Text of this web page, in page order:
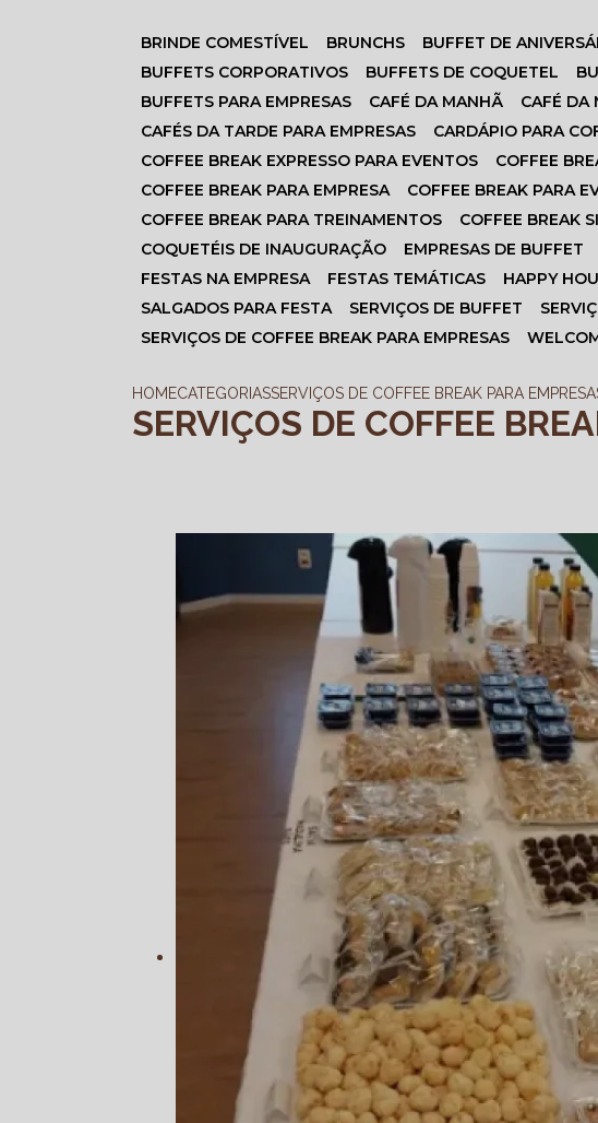
BRINDE COMESTÍVEL BRUNCHS BUFFET DE
BUFFETS CORPORATIVOS
BUFFETS DE COQUETEL
BUFFETS PARA EMPRESAS
CAFÉ DA MANHÃ CAFÉ
CAFÉS DA TARDE PARA EMPRESAS
CARDÁPIO PARA
COFFEE BREAK EXPRESSO PARA EVENTOS
COFFEE
COFFEE BREAK PARA EMPRESA
COFFEE BREAK PARA
COFFEE BREAK PARA TREINAMENTOS
COFFEE BREAK
COQUETÉIS DE INAUGURAÇÃO
EMPRESAS DE BUFFET
FESTAS NA EMPRESA
FESTAS TEMÁTICAS HAPPY
SALGADOS PARA FESTA
SERVIÇOS DE BUFFET
SERVIÇOS DE COFFEE BREAK PARA EMPRESAS
HOMECATEGORIASSERVIÇOS DE COFFEE BREAK PARA
SERVIÇOS DE COFFEE